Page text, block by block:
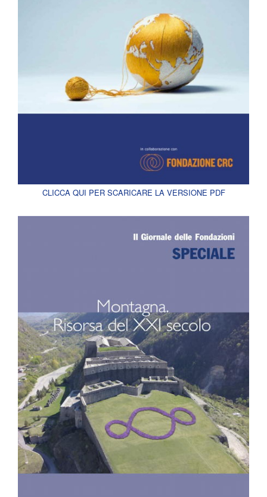
CLICCA QUI PER SCARICARE LA VERSIONE PDF